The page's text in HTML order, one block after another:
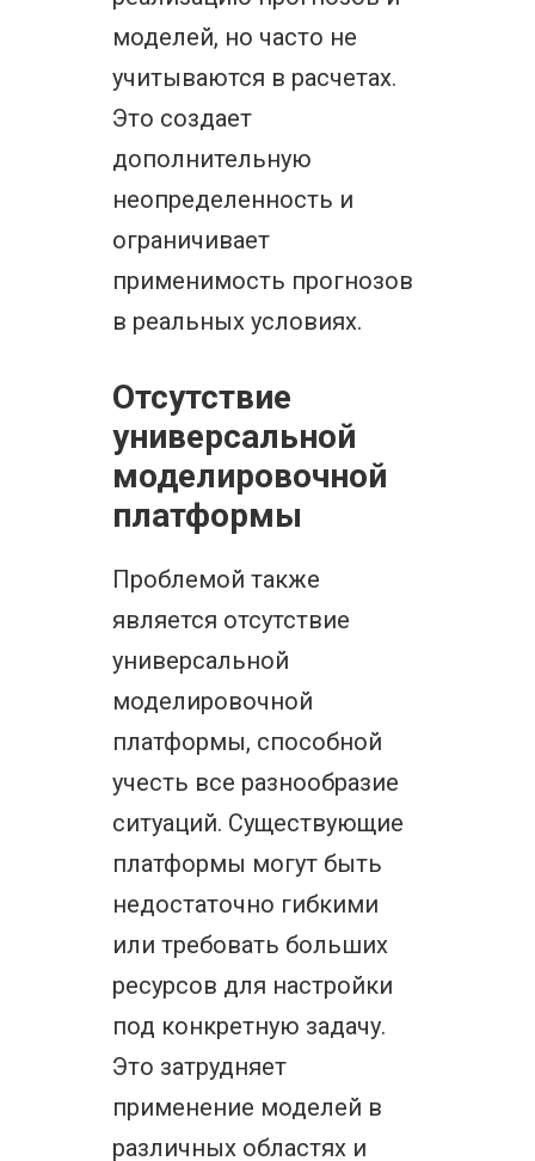
моделей, но часто не
учитываются в расчетах.
Это создает
дополнительную
неопределенность и
ограничивает
применимость прогнозов
в реальных условиях.
Отсутствие
универсальной
моделировочной
платформы
Проблемой также
является отсутствие
универсальной
моделировочной
платформы, способной
учесть все разнообразие
ситуаций. Существующие
платформы могут быть
недостаточно гибкими
или требовать больших
ресурсов для настройки
под конкретную задачу.
Это затрудняет
применение моделей в
различных областях и